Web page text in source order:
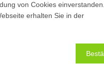
von Cookies einverstanden.
erhalten Sie in der